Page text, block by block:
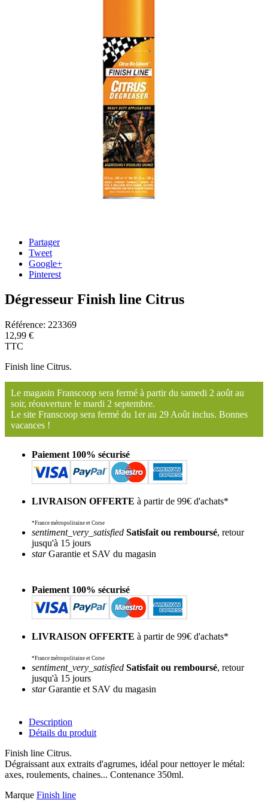
Partager
Tweet
Google+
Pinterest
Dégresseur Finish line Citrus
Référence: 223369
12,99 €
TTC
Finish line Citrus.
Le magasin Franscoop sera fermé à partir du samedi 2 août au
soir, réouverture le mardi 2 septembre.
Le site Franscoop sera fermé du 1er au 29 Août inclus. Bonnes
vacances !
Paiement 100% sécurisé
LIVRAISON OFFERTE à partir de 99€ d'achats*
*France métropolitaine et Corse
sentiment_very_satisfied Satisfait ou remboursé, retour
jusqu'à 15 jours
starGarantie et SAV du magasin
Paiement 100% sécurisé
LIVRAISON OFFERTE à partir de 99€ d'achats*
*France métropolitaine et Corse
sentiment_very_satisfied Satisfait ou remboursé, retour
jusqu'à 15 jours
starGarantie et SAV du magasin
Description
Détails du produit
Finish line Citrus.
Dégraissant aux extraits d'agrumes, idéal pour nettoyer le métal:
axes, roulements, chaines... Contenance 350ml.
Marque Finish line